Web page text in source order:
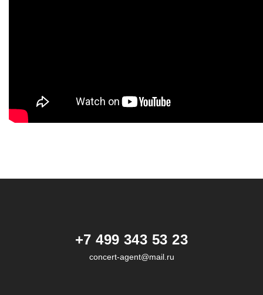
+7 499 343 53 23
concert-agent@mail.ru